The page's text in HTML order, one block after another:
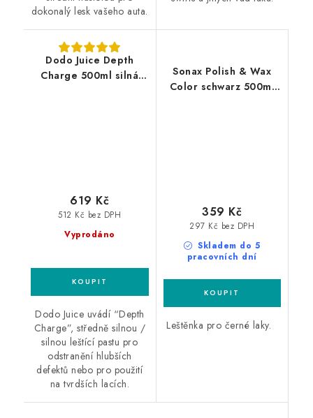
dokonalý lesk vašeho auta.
Dodo Juice Depth
Charge 500ml silná
Vyprodáno
512 Kč bez DPH
619 Kč
Dodo Juice uvádí “Depth
Charge”, středně silnou /
silnou leštící pastu pro
odstranění hlubších
defektů nebo pro použití
na tvrdších lacích.
Sonax Polish & Wax
Color schwarz 500ml
Skladem do 5
pracovních dní
297 Kč bez DPH
359 Kč
Leštěnka pro černé laky.